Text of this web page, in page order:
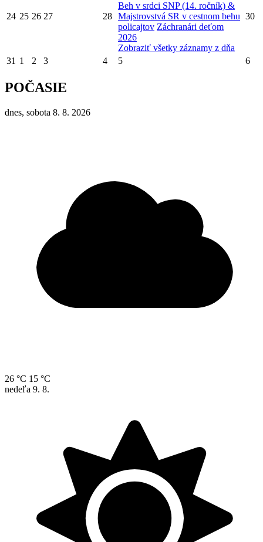
24 25 26 27 28
Beh v srdci SNP (14. ročník) &
Majstrovstvá SR v cestnom behu
policajtov Záchranári deťom
2026
Zobraziť všetky záznamy z dňa
30
31 1 2 3 4 5 6
POČASIE
dnes, sobota 8. 8. 2026
26 °C 15 °C
nedeľa 9. 8.